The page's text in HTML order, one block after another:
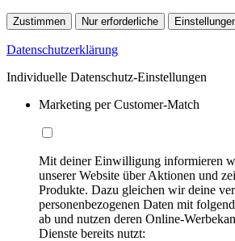
Zustimmen Nur erforderliche
Datenschutzerklärung
Individuelle Datenschutz-Einstellungen
Marketing per Customer-Match
Mit deiner Einwilligung informieren
unserer Website über Aktionen und
Produkte. Dazu gleichen wir deine
personenbezogenen Daten mit
ab und nutzen deren Online-
Dienste bereits nutzt: